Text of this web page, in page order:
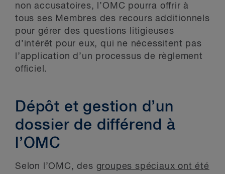
non accusatoires, l’OMC pourra offrir à
tous ses Membres des recours additionnels
pour gérer des questions litigieuses
d’intérêt pour eux, qui ne nécessitent pas
l’application d’un processus de règlement
officiel.
Dépôt et gestion d’un
dossier de différend à
l’OMC
Selon l’OMC, des groupes spéciaux ont été